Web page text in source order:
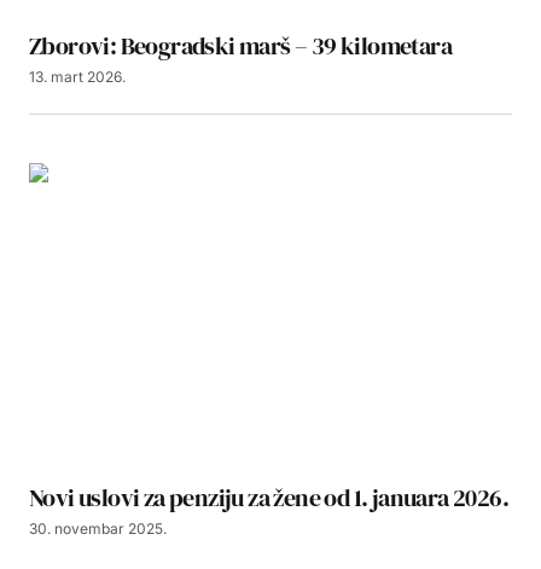
Zborovi: Beogradski marš – 39 kilometara
13. mart 2026.
Novi uslovi za penziju za žene od 1. januara 2026.
30. novembar 2025.